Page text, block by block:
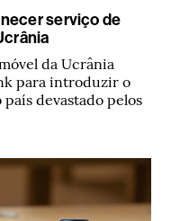
serviço de
da Ucrânia
para introduzir o
devastado pelos